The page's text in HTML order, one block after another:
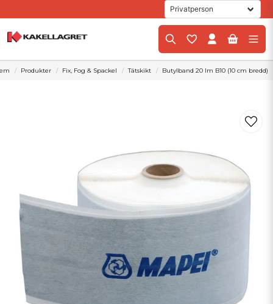
Produkter Fix, Fog & Spackel Tätskikt Butylband 20 lm B10 (10 cm bredd)